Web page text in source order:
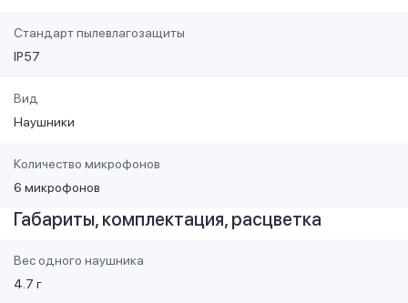
Стандарт пылевлагозащиты
IP57
Вид
Наушники
Количество микрофонов
6 микрофонов
Габариты, комплектация, расцветка
Вес одного наушника
4.7 г